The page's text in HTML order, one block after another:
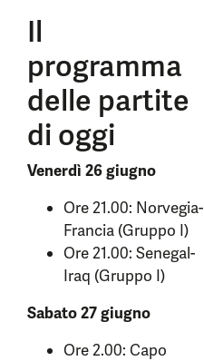
Il
programma
delle partite
di oggi
Venerdì 26 giugno
Ore 21.00: Norvegia-
Francia (Gruppo I)
Ore 21.00: Senegal-
Iraq (Gruppo I)
Sabato 27 giugno
Ore 2.00: Capo